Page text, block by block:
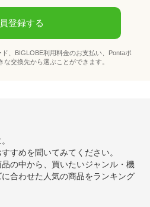
登録する
、BIGLOBE利用料金のお支払い、Pontaポ
交換先から選ぶことができます。
すめを聞いてみてください。
品の中から、買いたいジャンル・機
合わせた人気の商品をランキング